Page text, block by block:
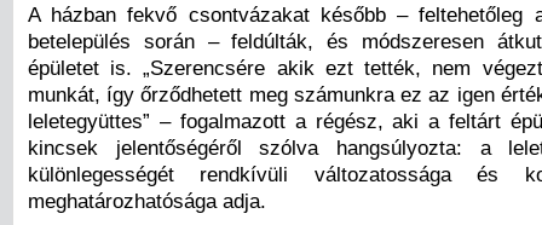
A házban fekvő csontvázakat később – feltehetőleg
betelepülés során – feldúlták, és módszeresen
épületet is. „Szerencsére akik ezt tették, nem
munkát, így őrződhetett meg számunkra ez az igen
leletegyüttes” – fogalmazott a régész, aki a feltárt
kincsek jelentőségéről szólva hangsúlyozta: a
különlegességét rendkívüli változatossága és
meghatározhatósága adja.